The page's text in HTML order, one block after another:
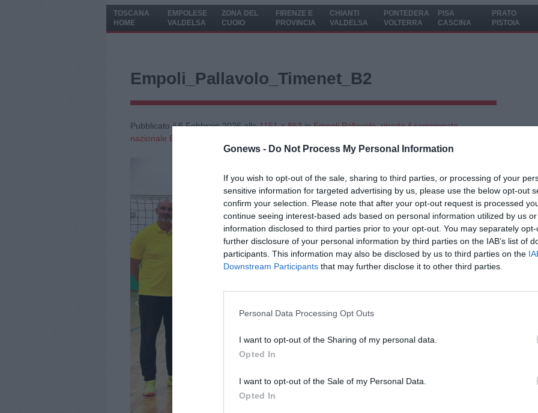
Gonews - Do Not Process My Personal Information
If you wish to opt-out of the sale, sharing to third parties, or processing of your
sensitive information for targeted advertising by us, please use the below opt-out
confirm your selection. Please note that after your opt-out request is processed
continue seeing interest-based ads based on personal information utilized by us
information disclosed to third parties prior to your opt-out. You may separately
further disclosure of your personal information by third parties on the IAB’s list of
participants. This information may also be disclosed by us to third parties on the
Downstream Participants that may further disclose it to other third parties.
Personal Data Processing Opt Outs
I want to opt-out of the Sharing of my personal data.
Opted In
I want to opt-out of the Sale of my Personal Data.
Opted In
TOSCANA
HOME
EMPOLESE
VALDELSA
ZONA DEL
CUOIO
FIRENZE E
PROVINCIA
CHIANTI
VALDELSA
PONTEDERA
VOLTERRA
PISA
CASCINA
PRATO
PISTOIA
Empoli_Pallavolo_Timenet_B2
Pubblicato il6 Febbraio 2026alle1151 × 863inEmpoli Pallavolo, riparte il campionato
nazionale B2 per la Timenet
←